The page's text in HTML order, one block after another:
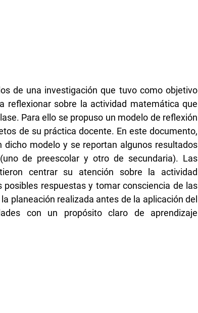
de una investigación que tuvo como objetivo
reflexionar sobre la actividad matemática que
Para ello se propuso un modelo de reflexión
de su práctica docente. En este documento,
modelo y se reportan algunos resultados
de preescolar y otro de secundaria). Las
centrar su atención sobre la actividad
respuestas y tomar consciencia de las
planeación realizada antes de la aplicación del
con un propósito claro de aprendizaje